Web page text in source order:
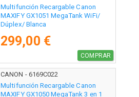
Multifunción Recargable Canon
MAXIFY GX1051 MegaTank WiFi/
Dúplex/ Blanca
299,00 €
COMPRAR
CANON - 6169C022
Multifunción Recargable Canon
MAXIFY GX1050 MegaTank 3 en 1